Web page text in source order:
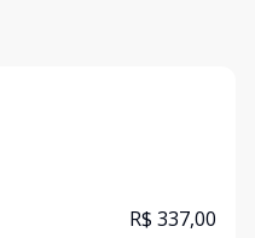
R$ 337,00